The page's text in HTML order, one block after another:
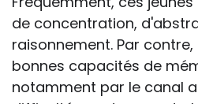
de concentration,
raisonnement. Par
bonnes capacités de
notamment par le canal